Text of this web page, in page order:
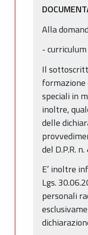
Alla
-
Il
formazione
speciali in
inoltre,
delle
del D.P.R.
E’ inoltre
Lgs.
personali